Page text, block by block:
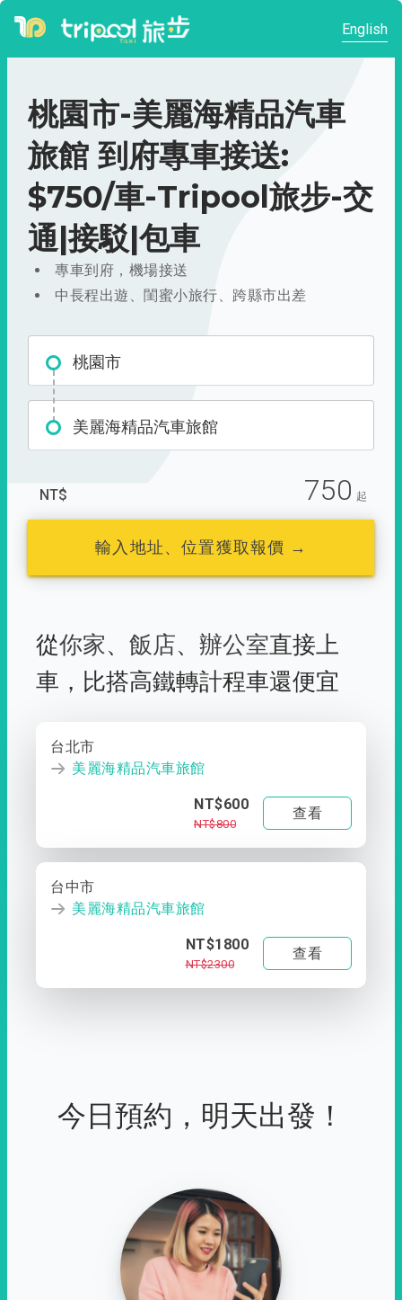
English
桃園市-美麗海精品汽車
旅館 到府專車接送:
$750/車-Tripool旅步-交
通|接駁|包車
專車到府，機場接送
中長程出遊、閨蜜小旅行、跨縣市出差
桃園市
美麗海精品汽車旅館
NT$ 750 起
輸入地址、位置獲取報價 →
從你家、 飯店、 辦公室直接上
車， 比搭高鐵轉計程車還便宜
台北市
美麗海精品汽車旅館
NT$600
NT$800
查看
台中市
美麗海精品汽車旅館
NT$1800
NT$2300
查看
今日預約，明天出發！